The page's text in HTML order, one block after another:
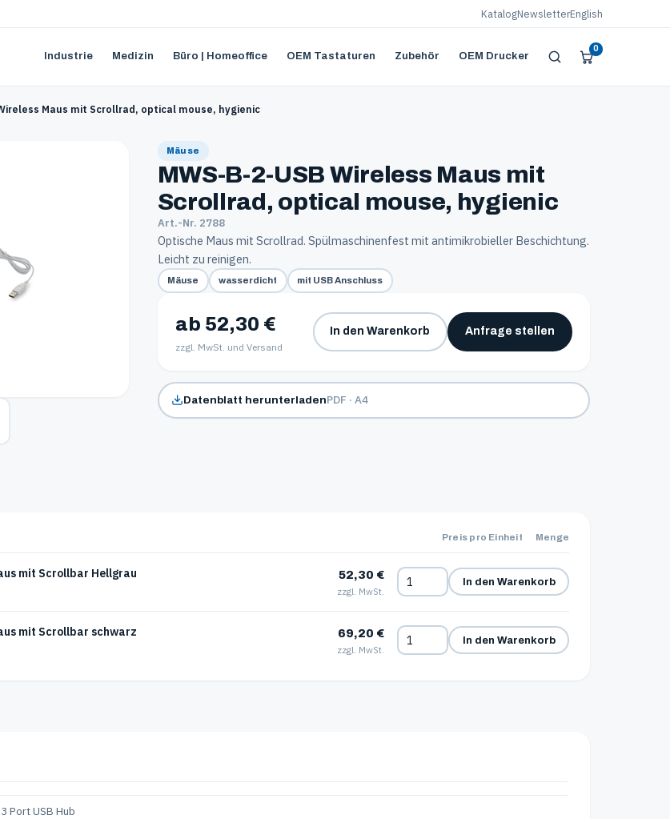
KatalogNewsletterEnglish
Industrie Medizin Büro | Homeoffice OEM Tastaturen Zubehör OEM Drucker
0
Maus mit Scrollrad, optical mouse, hygienic
Mäuse
MWS-B-2-USB Wireless Maus mit
Scrollrad, optical mouse, hygienic
Art.-Nr. 2788
Optische Maus mit Scrollrad. Spülmaschinenfest mit antimikrobieller Beschichtung.
Leicht zu reinigen.
Mäuse wasserdicht mit USB Anschluss
ab 52,30 €
zzgl. MwSt. und Versand
In den Warenkorb Anfrage stellen
Datenblatt herunterladenPDF · A4
Preis pro Einheit Menge
mit Scrollbar Hellgrau 52,30 €
zzgl. MwSt.
In den Warenkorb
mit Scrollbar schwarz 69,20 €
zzgl. MwSt.
In den Warenkorb
Port USB Hub